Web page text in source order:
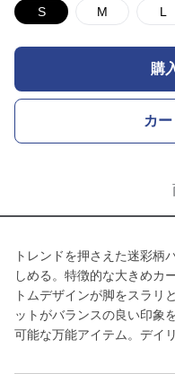
S M L
購
カ
トレンドを押さえた迷彩柄
しめる。特徴的な大きめカ
トムデザインが脚をスラリ
ットがバランスの良い印象
可能な万能アイテム。デイ